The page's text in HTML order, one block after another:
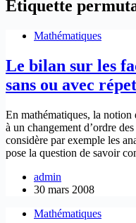
Étiquette
Mathématiques
Le bilan sur les
sans ou avec
En mathématiques, la
à un changement d’ordre
considère par exemple les
pose la question de savoir
admin
30 mars 2008
Mathématiques